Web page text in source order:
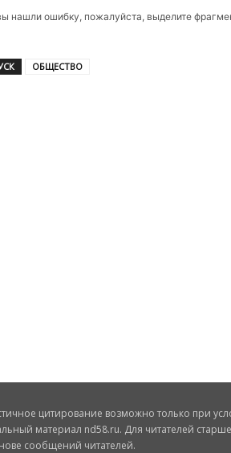
нашли ошибку, пожалуйста, выделите
ОБЩЕСТВО
цитирование возможно только при
материал nd58.ru. Для читателей
сообщений читателей.